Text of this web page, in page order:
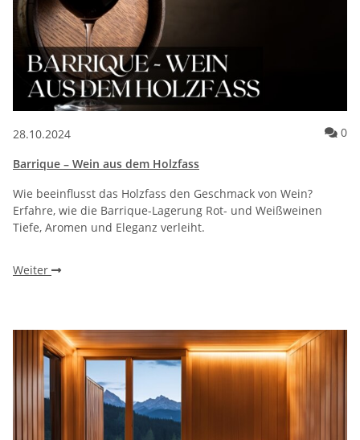
28.10.2024 0
Barrique – Wein aus dem Holzfass
Wie beeinflusst das Holzfass den Geschmack von Wein?
Erfahre, wie die Barrique-Lagerung Rot- und Weißweinen
Tiefe, Aromen und Eleganz verleiht.
Weiter